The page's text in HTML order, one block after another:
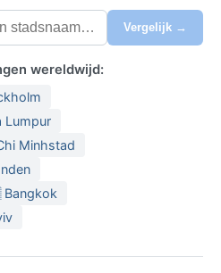
Vergelijk →
wereldwijd:
Minhstad